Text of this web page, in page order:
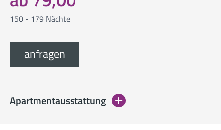
150 - 179 Nächte
anfragen
Apartmentausstattung